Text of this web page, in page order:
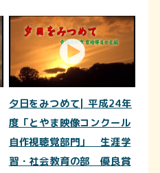
夕日をみつめて| 平成24年
度「とやま映像コンクール
自作視聴覚部門」 生涯学
習・社会教育の部 優良賞